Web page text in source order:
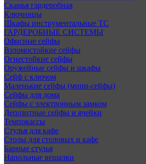
Скамья гардеробная
Ключницы
Шкафы инструментальные ТС
ГАРДЕРОБНЫЕ СИСТЕМЫ
Офисные сейфы
Взломостойкие сейфы
Огнестойкие сейфы
Оружейные сейфы и шкафы
Сейф с ключом
Маленькие сейфы (мини-сейфы)
Сейфы для дома
Сейфы с электронным замком
Депозитные сейфы и ячейки
Темпокассы
Стулья для кафе
Столы для столовых и кафе
Барные стулья
Напольные вешалки